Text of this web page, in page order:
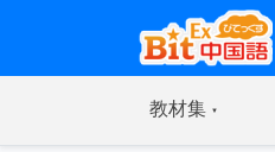
教材集(current)